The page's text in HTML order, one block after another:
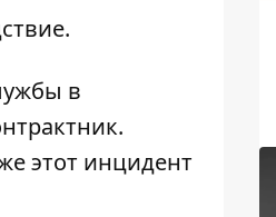
в
.
этот инцидент